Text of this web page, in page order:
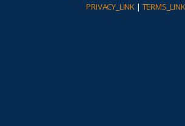
PRIVACY_LINK | TERMS_LINK